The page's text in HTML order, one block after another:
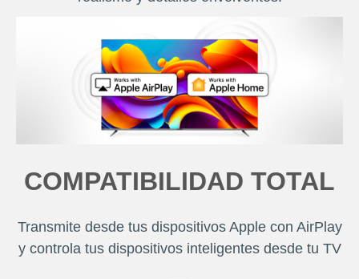
COMPATIBILIDAD TOTAL
Transmite desde tus dispositivos Apple con AirPlay
y controla tus dispositivos inteligentes desde tu TV